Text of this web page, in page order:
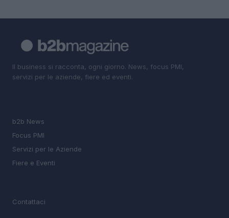
Il business si racconta, ogni giorno. News, focus PMI,
servizi per le aziende, fiere ed eventi.
b2b News
Focus PMI
Servizi per le Aziende
Fiere e Eventi
Contattaci